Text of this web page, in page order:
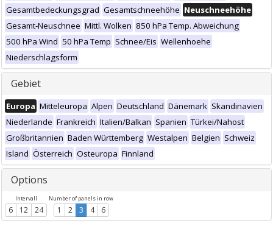
Gesamtbedeckungsgrad Gesamtschneehöhe Neuschneehöhe
Gesamt-Neuschnee Mittl. Wolken 850 hPa Temp. Abweichung
500 hPa Wind 50 hPa Temp Schnee/Eis Wellenhoehe
Niederschlagsform
Gebiet
Europa Mitteleuropa Alpen Deutschland Dänemark Skandinavien
Niederlande Frankreich Italien/Balkan Spanien Türkei/Nahost
Großbritannien Baden Württemberg Westalpen Belgien Schweiz
Island Österreich Osteuropa Finnland
Options
Intervall
6 12 24
Number of panels in row
1 2 3 4 6